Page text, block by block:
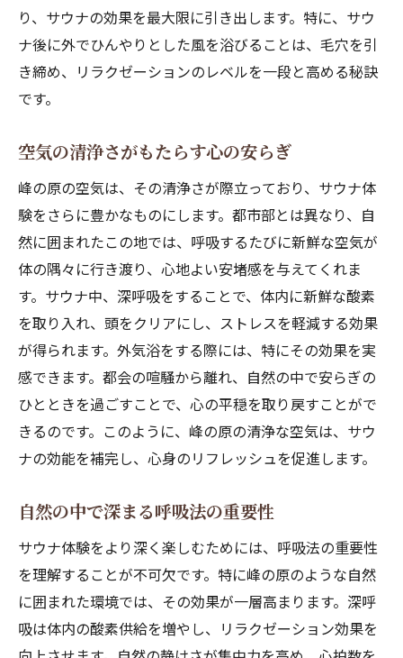
り、サウナの効果を最大限に引き出します。特に、サウ
ナ後に外でひんやりとした風を浴びることは、毛穴を引
き締め、リラクゼーションのレベルを一段と高める秘訣
です。
空気の清浄さがもたらす心の安らぎ
峰の原の空気は、その清浄さが際立っており、サウナ体
験をさらに豊かなものにします。都市部とは異なり、自
然に囲まれたこの地では、呼吸するたびに新鮮な空気が
体の隅々に行き渡り、心地よい安堵感を与えてくれま
す。サウナ中、深呼吸をすることで、体内に新鮮な酸素
を取り入れ、頭をクリアにし、ストレスを軽減する効果
が得られます。外気浴をする際には、特にその効果を実
感できます。都会の喧騒から離れ、自然の中で安らぎの
ひとときを過ごすことで、心の平穏を取り戻すことがで
きるのです。このように、峰の原の清浄な空気は、サウ
ナの効能を補完し、心身のリフレッシュを促進します。
自然の中で深まる呼吸法の重要性
サウナ体験をより深く楽しむためには、呼吸法の重要性
を理解することが不可欠です。特に峰の原のような自然
に囲まれた環境では、その効果が一層高まります。深呼
吸は体内の酸素供給を増やし、リラクゼーション効果を